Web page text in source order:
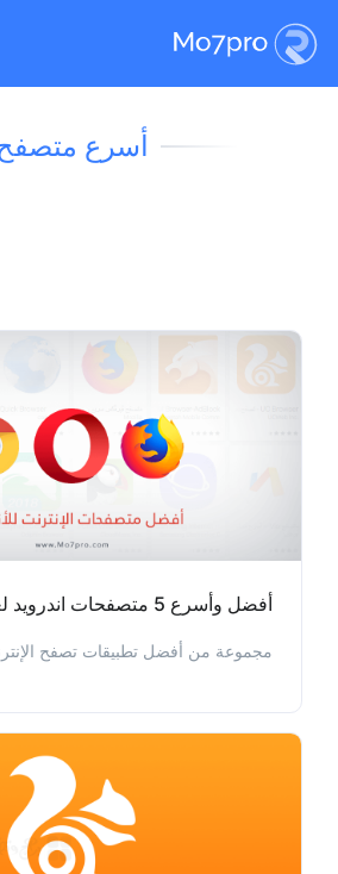
أسرع
أفضل وأسرع 5 متصفحات اندرويد لعام 2019
مجموعة من أفضل تطبيقات تصفح